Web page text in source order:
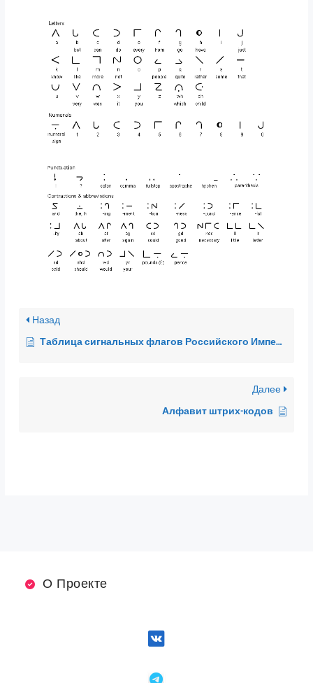
Назад
Таблица сигнальных флагов Российского Имперского флота (1901 г.)
Далее
Алфавит штрих-кодов
О Проекте